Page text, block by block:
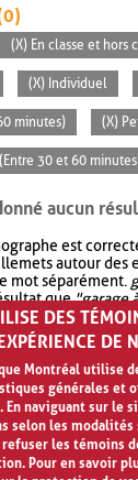
(X) En classe et hors
(X) Individuel
minutes) (X)
30 et 60
aucun
est
autour des
mot séparément.
que"garage
votre recherche
plus de résultat
DES
DE
Montréal utilise
générales et
naviguant sur le
selon les
les témoins
Pour en savoir